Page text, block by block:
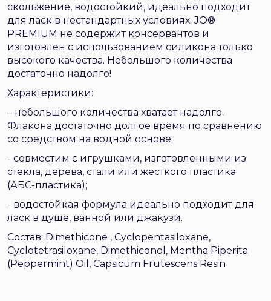
скольжение, водостойкий, идеально подходит
для ласк в нестандартных условиях. JO®
PREMIUM не содержит консервантов и
изготовлен с использованием силикона только
высокого качества. Небольшого количества
достаточно надолго!
Характеристики:
– небольшого количества хватает надолго.
Флакона достаточно долгое время по сравнению
со средством на водной основе;
- совместим с игрушками, изготовленными из
стекла, дерева, стали или жесткого пластика
(АБС-пластика);
- водостойкая формула идеально подходит для
ласк в душе, ванной или джакузи.
Состав: Dimethicone , Cyclopentasiloxane,
Cyclotetrasiloxane, Dimethiconol, Mentha Piperita
(Peppermint) Oil, Capsicum Frutescens Resin